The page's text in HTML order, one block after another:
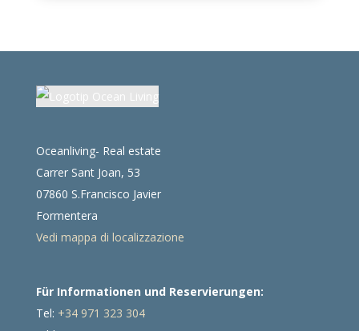
Oceanliving- Real estate
Carrer Sant Joan, 53
07860 S.Francisco Javier
Formentera
Vedi mappa di localizzazione
Für Informationen und Reservierungen:
Tel: +34 971 323 304